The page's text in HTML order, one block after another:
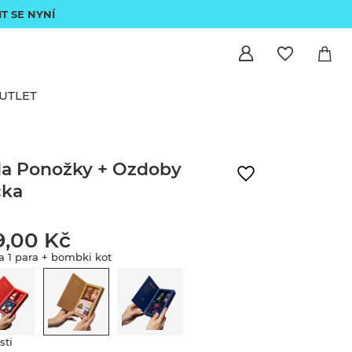
SE NYNÍ
Ponožky + Ozdoby
Kč
1 para + bombki kot